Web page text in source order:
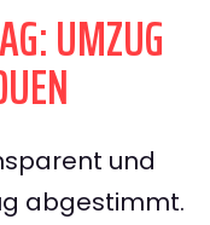
UMZUG
und
abgestimmt.